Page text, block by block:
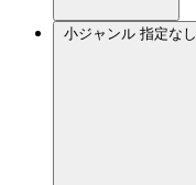
小ジャンル 指定なし